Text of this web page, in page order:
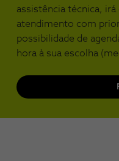
assistência técnica, irá
atendimento com
possibilidade de
hora à sua escolha